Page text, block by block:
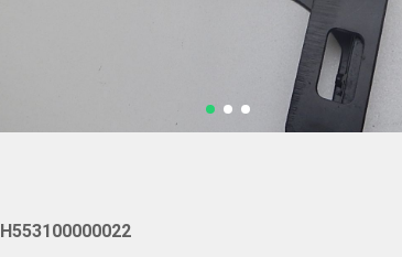
H553100000022